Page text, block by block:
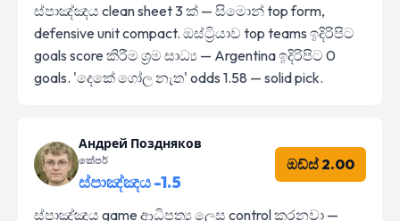
ස්පාඤ්ඤය clean sheet 3 ක් — සිමොන් top form,
defensive unit compact. ඔස්ට්‍රියාව top teams ඉදිරිපිට
goals score කිරීම ශ්‍රම සාධ්‍ය — Argentina ඉදිරිපිට 0
goals. 'දෙකේ ගෝල නැත' odds 1.58 — solid pick.
Андрей Поздняков
කේපර්
ස්පාඤ්ඤය -1.5
ඔඩ්ස් 2.00
ස්පාඤ්ඤය game ආධිපත්‍ය ලෙස control කරනවා —